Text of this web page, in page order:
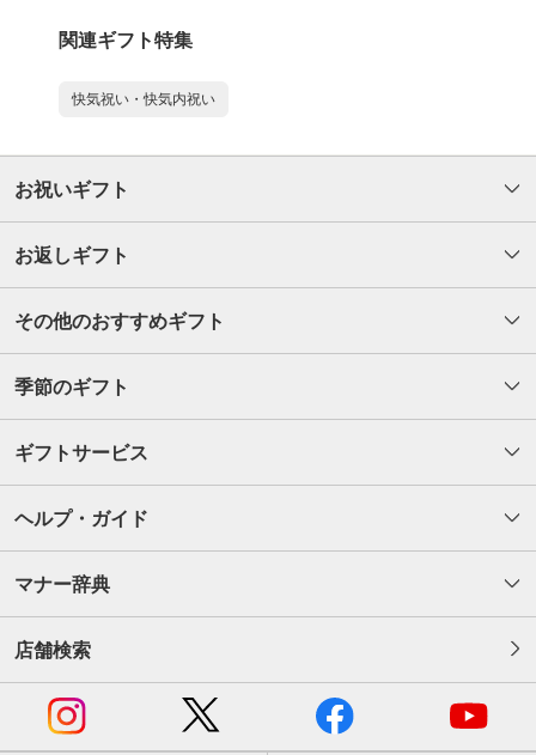
関連ギフト特集
快気祝い・快気内祝い
お祝いギフト
お返しギフト
その他のおすすめギフト
季節のギフト
ギフトサービス
ヘルプ・ガイド
マナー辞典
店舗検索